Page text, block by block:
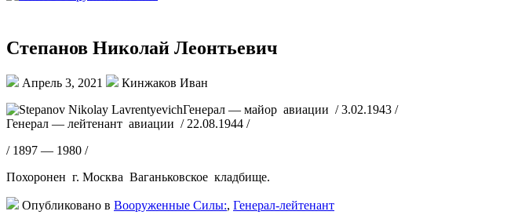
Степанов Николай Леонтьевич
Апрель 3, 2021
Кинжаков Иван
Генерал — майор авиации / 3.02.1943 /
Генерал — лейтенант авиации / 22.08.1944 /
/ 1897 — 1980 /
Похоронен г. Москва Ваганьковское кладбище.
Опубликовано в Вооруженные Силы:, Генерал-лейтенант